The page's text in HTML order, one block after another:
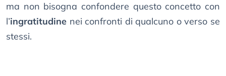
ma non bisogna confondere questo concetto con
l’ingratitudine nei confronti di qualcuno o verso se
stessi.